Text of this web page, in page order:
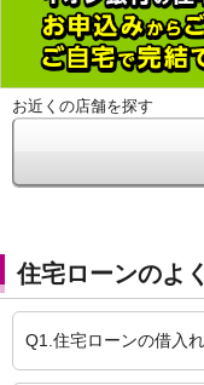
お近くの店舗を探す
住宅ローンのよ
Q1.住宅ローンの借入